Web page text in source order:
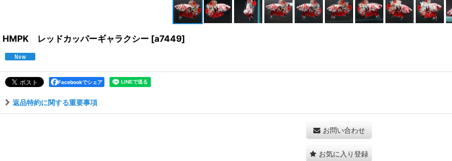
HMPK レッドカッパーギャラクシー [a7449]
Facebookでシェア
返品特約に関する重要事項
お問い合わせ
お気に入り登録